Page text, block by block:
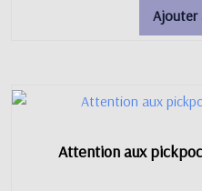
Ajouter
Attention aux